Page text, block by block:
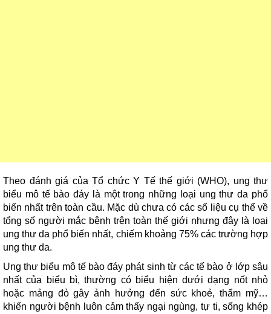
Theo đánh giá của Tổ chức Y Tế thế giới (WHO), ung thư
biểu mô tế bào đáy là một trong những loại ung thư da phổ
biến nhất trên toàn cầu. Mặc dù chưa có các số liệu cụ thể về
tổng số người mắc bệnh trên toàn thế giới nhưng đây là loại
ung thư da phổ biến nhất, chiếm khoảng 75% các trường hợp
ung thư da.
Ung thư biểu mô tế bào đáy phát sinh từ các tế bào ở lớp sâu
nhất của biểu bì, thường có biểu hiện dưới dạng nốt nhỏ
hoặc mảng đỏ gây ảnh hưởng đến sức khoẻ, thẩm mỹ…
khiến người bệnh luôn cảm thấy ngại ngùng, tự ti, sống khép